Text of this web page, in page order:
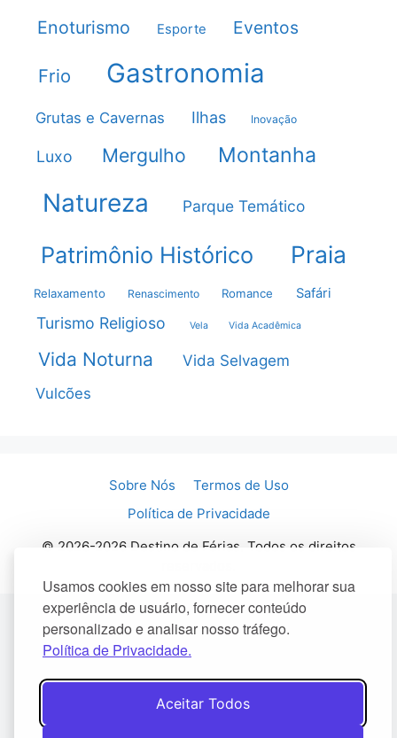
Usamos cookies em nosso site para melhorar sua
experiência de usuário, fornecer conteúdo
personalizado e analisar nosso tráfego.
Política de Privacidade.
Aceitar Todos
Enoturismo Esporte Eventos
Frio Gastronomia
Grutas e Cavernas Ilhas Inovação
Luxo Mergulho Montanha
Natureza Parque Temático
Patrimônio Histórico Praia
Relaxamento Renascimento Romance Safári
Turismo Religioso Vela Vida Acadêmica
Vida Noturna Vida Selvagem
Vulcões
Sobre Nós
Termos de Uso
Política de Privacidade
© 2026-2026 Destino de Férias. Todos os direitos